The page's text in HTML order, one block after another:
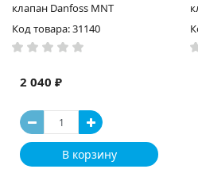
клапан Danfoss MNT
Код товара: 31140
2 040 ₽
В корзину